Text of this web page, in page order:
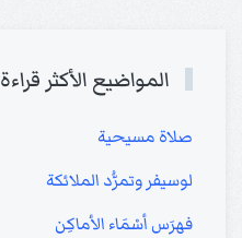
المواضيع الأكثر قراءة
صلاة مسيحية
لوسيفر وتمرُّد الملائكة
فهرَس أسْمَاء الأماكِن